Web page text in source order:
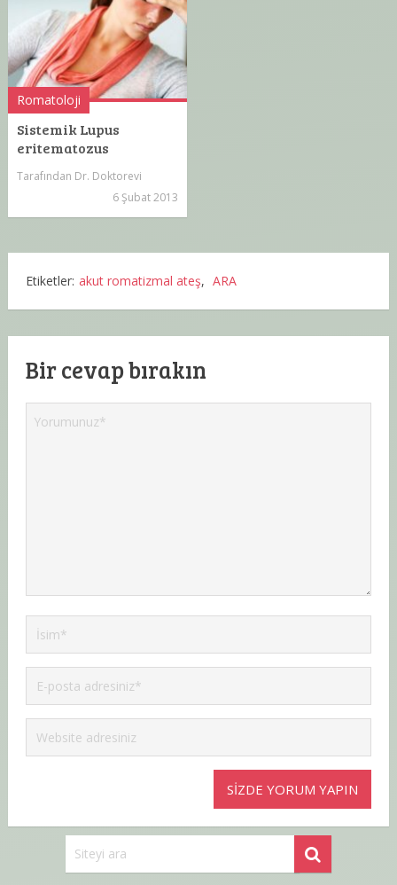
Romatoloji
Sistemik Lupus
eritematozus
Tarafından Dr. Doktorevi
6 Şubat 2013
Etiketler: akut romatizmal ateş, ARA
Bir cevap bırakın